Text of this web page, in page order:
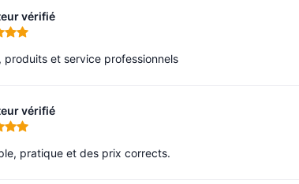
vérifié
sur 5
produits et service professionnels
vérifié
sur 5
pratique et des prix corrects.